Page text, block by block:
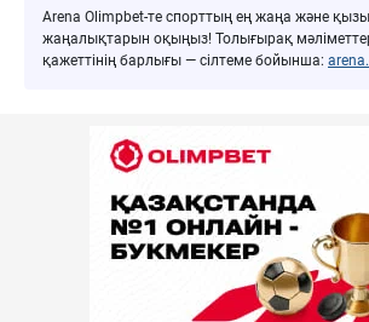
Arena Olimpbet-те спорттың ең жаңа және
жаңалықтарын оқыңыз! Толығырақ
қажеттінің барлығы — сілтеме бойынша: